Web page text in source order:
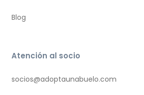
Blog
Atención al socio
socios@adoptaunabuelo.com